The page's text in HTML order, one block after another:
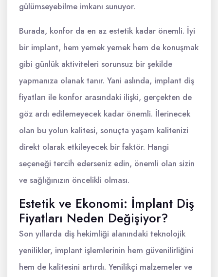
gülümseyebilme imkanı sunuyor.
Burada, konfor da en az estetik kadar önemli. İyi
bir implant, hem yemek yemek hem de konuşmak
gibi günlük aktiviteleri sorunsuz bir şekilde
yapmanıza olanak tanır. Yani aslında, implant diş
fiyatları ile konfor arasındaki ilişki, gerçekten de
göz ardı edilemeyecek kadar önemli. İlerinecek
olan bu yolun kalitesi, sonuçta yaşam kalitenizi
direkt olarak etkileyecek bir faktör. Hangi
seçeneği tercih ederseniz edin, önemli olan sizin
ve sağlığınızın öncelikli olması.
Estetik ve Ekonomi: İmplant Diş
Fiyatları Neden Değişiyor?
Son yıllarda diş hekimliği alanındaki teknolojik
yenilikler, implant işlemlerinin hem güvenilirliğini
hem de kalitesini artırdı. Yenilikçi malzemeler ve